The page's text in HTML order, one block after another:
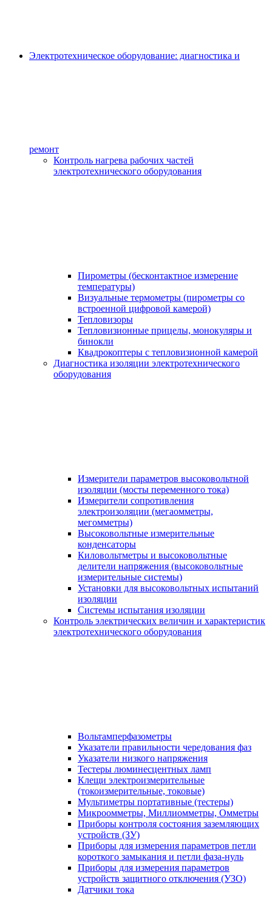
Электротехническое оборудование: диагностика и
ремонт
Контроль нагрева рабочих частей
электротехнического оборудования
Пирометры (бесконтактное измерение
температуры)
Визуальные термометры (пирометры со
встроенной цифровой камерой)
Тепловизоры
Тепловизионные прицелы, монокуляры и
бинокли
Квадрокоптеры с тепловизионной камерой
Диагностика изоляции электротехнического
оборудования
Измерители параметров высоковольтной
изоляции (мосты переменного тока)
Измерители сопротивления
электроизоляции (мегаомметры,
мегомметры)
Высоковольтные измерительные
конденсаторы
Киловольтметры и высоковольтные
делители напряжения (высоковольтные
измерительные системы)
Установки для высоковольтных испытаний
изоляции
Системы испытания изоляции
Контроль электрических величин и характеристик
электротехнического оборудования
Вольтамперфазометры
Указатели правильности чередования фаз
Указатели низкого напряжения
Тестеры люминесцентных ламп
Клещи электроизмерительные
(токоизмерительные, токовые)
Мультиметры портативные (тестеры)
Микроомметры, Миллиомметры, Омметры
Приборы контроля состояния заземляющих
устройств (ЗУ)
Приборы для измерения параметров петли
короткого замыкания и петли фаза-нуль
Приборы для измерения параметров
устройств защитного отключения (УЗО)
Датчики тока